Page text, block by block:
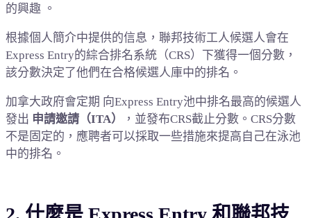
的興趣 。
根據個人簡介中提供的信息，聯邦技術工人候選人會在
Express Entry的綜合排名系統（CRS）下獲得一個分數，
該分數決定了他們在合格候選人庫中的排名。
加拿大政府會定期 向Express Entry池中排名最高的候選人
發出 申請邀請（ITA） ，並發布CRS截止分數。 CRS分數
不是固定的，應聘者可以採取一些措施來提高自己在泳池
中的排名。